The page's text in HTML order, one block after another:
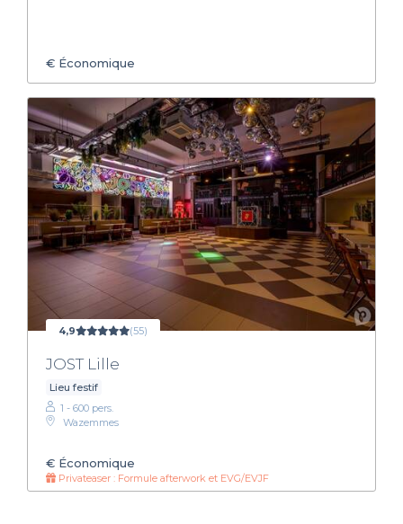
€ Économique
4,9 (55)
JOST Lille
Lieu festif
1 - 600 pers.
Wazemmes
€ Économique
Privateaser : Formule afterwork et EVG/EVJF